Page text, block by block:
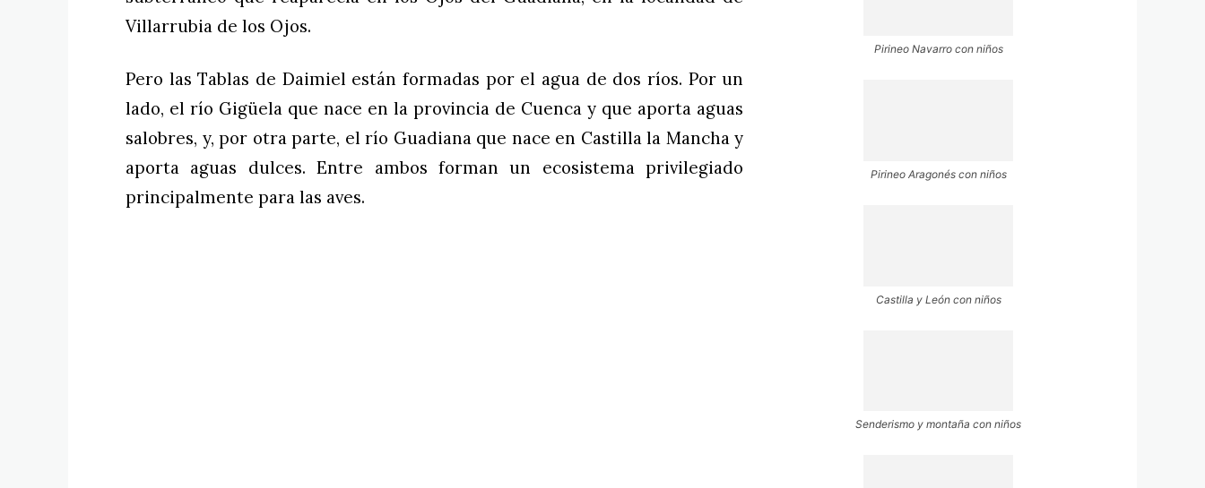
Villarrubia de los Ojos.
Pero las Tablas de Daimiel están formadas por el agua de dos ríos. Por un
lado, el río Gigüela que nace en la provincia de Cuenca y que aporta aguas
salobres, y, por otra parte, el río Guadiana que nace en Castilla la Mancha y
aporta aguas dulces. Entre ambos forman un ecosistema privilegiado
principalmente para las aves.
Pirineo Navarro con niños
Pirineo Aragonés con niños
Castilla y León con niños
Senderismo y montaña con niños